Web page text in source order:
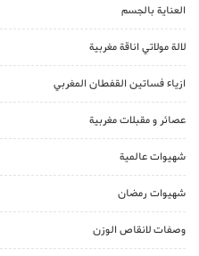
العناية بالجسم
لالة مولاتي اناقة مغربية
ازياء فساتين القفطان المغربي
عصائر و مقبلات مغربية
شهيوات عالمية
شهيوات رمضان
وصفات لانقاص الوزن